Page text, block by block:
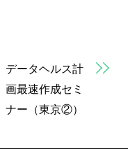
データヘルス計
画最速作成セミ
ナー（東京②）